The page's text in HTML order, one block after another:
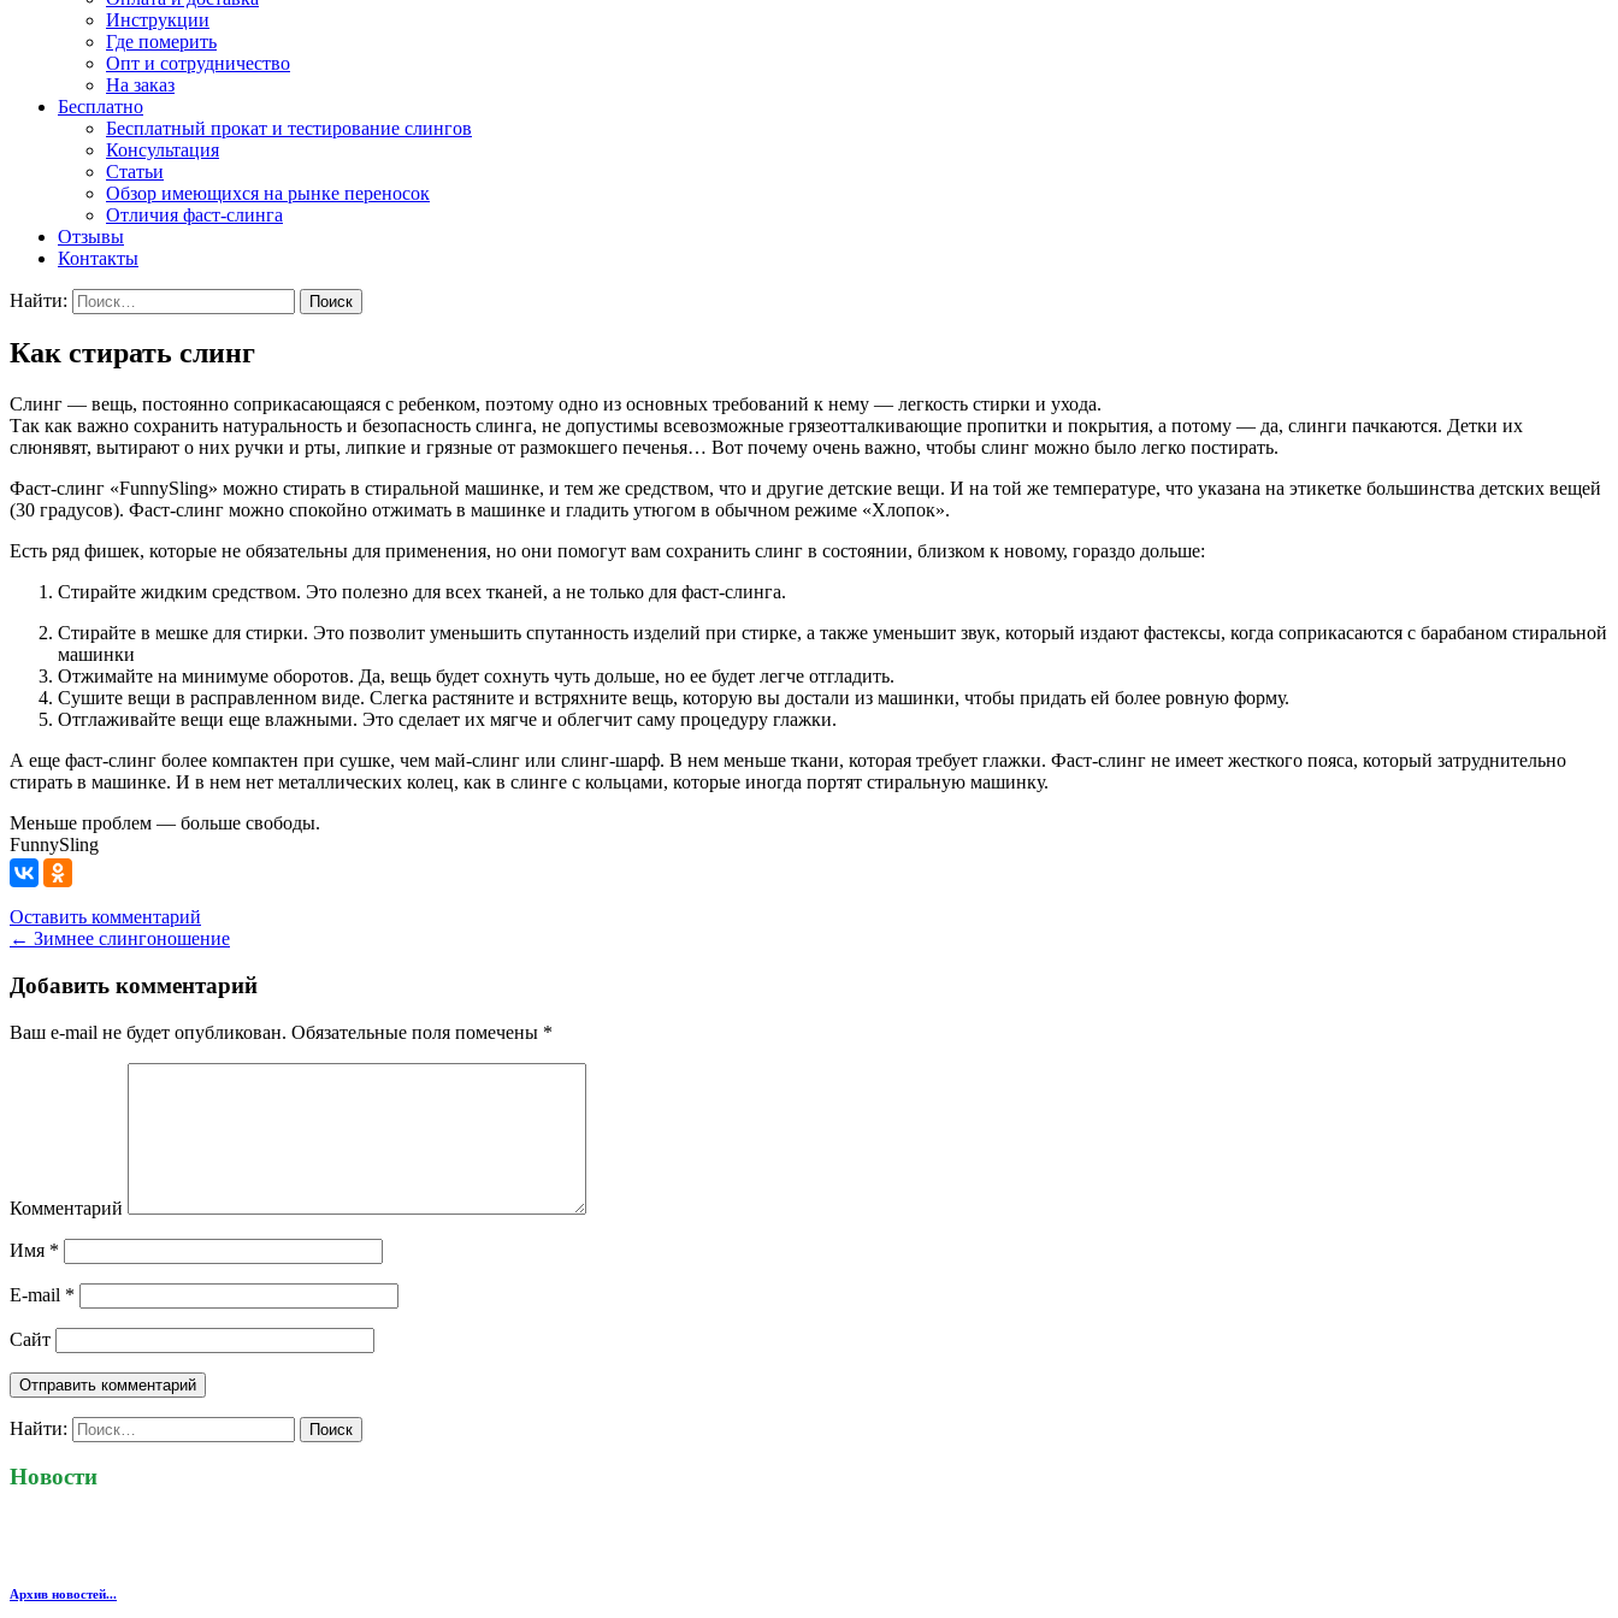
Инструкции
Где померить
Опт и сотрудничество
На заказ
Бесплатно
Бесплатный прокат и тестирование слингов
Консультация
Статьи
Обзор имеющихся на рынке переносок
Отличия фаст-слинга
Отзывы
Контакты
Найти:
Как стирать слинг
Слинг — вещь, постоянно соприкасающаяся с ребенком, поэтому одно из основных требований к нему — легкость стирки и ухода.
Так как важно сохранить натуральность и безопасность слинга, не допустимы всевозможные грязеотталкивающие пропитки и покрытия, а потому — да, слинги пачкаются. Детки их
слюнявят, вытирают о них ручки и рты, липкие и грязные от размокшего печенья… Вот почему очень важно, чтобы слинг можно было легко постирать.
Фаст-слинг «FunnySling» можно стирать в стиральной машинке, и тем же средством, что и другие детские вещи. И на той же температуре, что указана на этикетке большинства детских вещей
(30 градусов). Фаст-слинг можно спокойно отжимать в машинке и гладить утюгом в обычном режиме «Хлопок».
Есть ряд фишек, которые не обязательны для применения, но они помогут вам сохранить слинг в состоянии, близком к новому, гораздо дольше:
Стирайте жидким средством. Это полезно для всех тканей, а не только для фаст-слинга.
Стирайте в мешке для стирки. Это позволит уменьшить спутанность изделий при стирке, а также уменьшит звук, который издают фастексы, когда соприкасаются с барабаном стиральной
машинки
Отжимайте на минимуме оборотов. Да, вещь будет сохнуть чуть дольше, но ее будет легче отгладить.
Сушите вещи в расправленном виде. Слегка растяните и встряхните вещь, которую вы достали из машинки, чтобы придать ей более ровную форму.
Отглаживайте вещи еще влажными. Это сделает их мягче и облегчит саму процедуру глажки.
А еще фаст-слинг более компактен при сушке, чем май-слинг или слинг-шарф. В нем меньше ткани, которая требует глажки. Фаст-слинг не имеет жесткого пояса, который затруднительно
стирать в машинке. И в нем нет металлических колец, как в слинге с кольцами, которые иногда портят стиральную машинку.
Меньше проблем — больше свободы.
FunnySling
Оставить комментарий
← Зимнее слингоношение
Добавить комментарий
Ваш e-mail не будет опубликован. Обязательные поля помечены *
Комментарий
Имя *
E-mail *
Сайт
Найти:
Новости
Архив новостей...